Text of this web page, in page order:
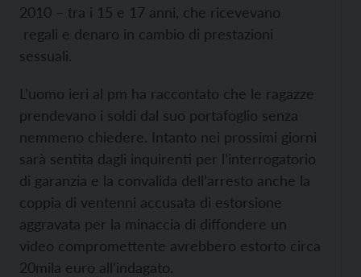
2010 – tra i 15 e 17 anni, che ricevevano
regali e denaro in cambio di prestazioni
sessuali.
L’uomo ieri al pm ha raccontato che le ragazze
prendevano i soldi dal suo portafoglio senza
nemmeno chiedere. Intanto nei prossimi giorni
sarà sentita dagli inquirenti per l’interrogatorio
di garanzia e la convalida dell’arresto anche la
coppia di ventenni accusata di estorsione
aggravata per la minaccia di diffondere un
video compromettente avrebbero estorto circa
20mila euro all’indagato.